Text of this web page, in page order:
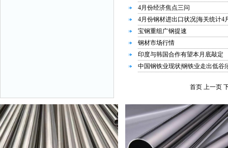
4月份经济焦点三问
4月份钢材进出口状况|海关统计4
宝钢重组广钢提速
钢材市场行情
印度与韩国合作有望本月底敲定
中国钢铁业现状|钢铁业走出低谷
首页 上一页